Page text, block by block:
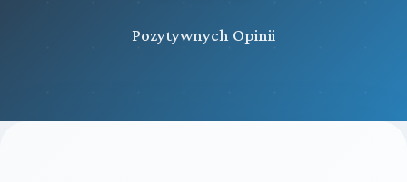
Pozytywnych Opinii